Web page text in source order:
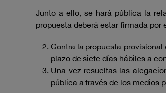
Junto a ello, se hará pública la
propuesta deberá estar firmada por
Contra la propuesta
plazo de siete días hábiles a
Una vez resueltas las
pública a través de los medios